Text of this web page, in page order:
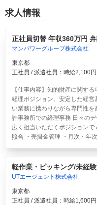
求人情報
正社員切替 年収360万円
マンパワーグループ株式会社
東京都
正社員 / 派遣社員：時給2,100円
【仕事内容】知的財産に関す
経理ポジション。安定した経
い業務に携わりながら専門性
許事務所での経理事務 日々の
広く担当いただくポジションで
照合 ・売掛金管理 ・月次・年
軽作業・ピッキング/未経
UTエージェント株式会社
東京都
正社員 / 派遣社員：時給1,600円